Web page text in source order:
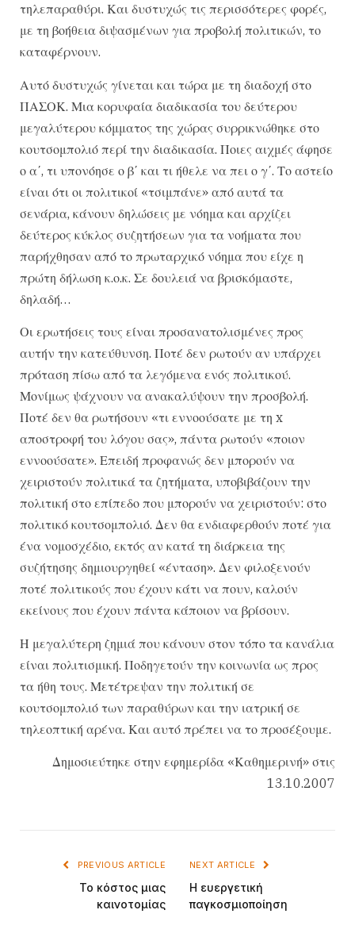
τηλεπαραθύρι. Και δυστυχώς τις περισσότερες φορές,
με τη βοήθεια διψασμένων για προβολή πολιτικών, το
καταφέρνουν.
Αυτό δυστυχώς γίνεται και τώρα με τη διαδοχή στο
ΠΑΣΟΚ. Μια κορυφαία διαδικασία του δεύτερου
μεγαλύτερου κόμματος της χώρας συρρικνώθηκε στο
κουτσομπολιό περί την διαδικασία. Ποιες αιχμές άφησε
ο α΄, τι υπονόησε ο β΄ και τι ήθελε να πει ο γ΄. Το αστείο
είναι ότι οι πολιτικοί «τσιμπάνε» από αυτά τα
σενάρια, κάνουν δηλώσεις με νόημα και αρχίζει
δεύτερος κύκλος συζητήσεων για τα νοήματα που
παρήχθησαν από το πρωταρχικό νόημα που είχε η
πρώτη δήλωση κ.ο.κ. Σε δουλειά να βρισκόμαστε,
δηλαδή…
Οι ερωτήσεις τους είναι προσανατολισμένες προς
αυτήν την κατεύθυνση. Ποτέ δεν ρωτούν αν υπάρχει
πρόταση πίσω από τα λεγόμενα ενός πολιτικού.
Μονίμως ψάχνουν να ανακαλύψουν την προσβολή.
Ποτέ δεν θα ρωτήσουν «τι εννοούσατε με τη x
αποστροφή του λόγου σας», πάντα ρωτούν «ποιον
εννοούσατε». Επειδή προφανώς δεν μπορούν να
χειριστούν πολιτικά τα ζητήματα, υποβιβάζουν την
πολιτική στο επίπεδο που μπορούν να χειριστούν: στο
πολιτικό κουτσομπολιό. Δεν θα ενδιαφερθούν ποτέ για
ένα νομοσχέδιο, εκτός αν κατά τη διάρκεια της
συζήτησης δημιουργηθεί «ένταση». Δεν φιλοξενούν
ποτέ πολιτικούς που έχουν κάτι να πουν, καλούν
εκείνους που έχουν πάντα κάποιον να βρίσουν.
Η μεγαλύτερη ζημιά που κάνουν στον τόπο τα κανάλια
είναι πολιτισμική. Ποδηγετούν την κοινωνία ως προς
τα ήθη τους. Μετέτρεψαν την πολιτική σε
κουτσομπολιό των παραθύρων και την ιατρική σε
τηλεοπτική αρένα. Και αυτό πρέπει να το προσέξουμε.
Δημοσιεύτηκε στην εφημερίδα «Καθημερινή» στις
13.10.2007
PREVIOUS ARTICLE
Το κόστος μιας
καινοτομίας
NEXT ARTICLE
Η ευεργετική
παγκοσμιοποίηση